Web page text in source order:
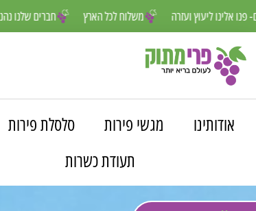
משלוח לכל הארץ פה למענכם- פנו אלינו ליעוץ ועזרה
אודותינו מגשי פירות סלסלת פירות
תעודת כשרות